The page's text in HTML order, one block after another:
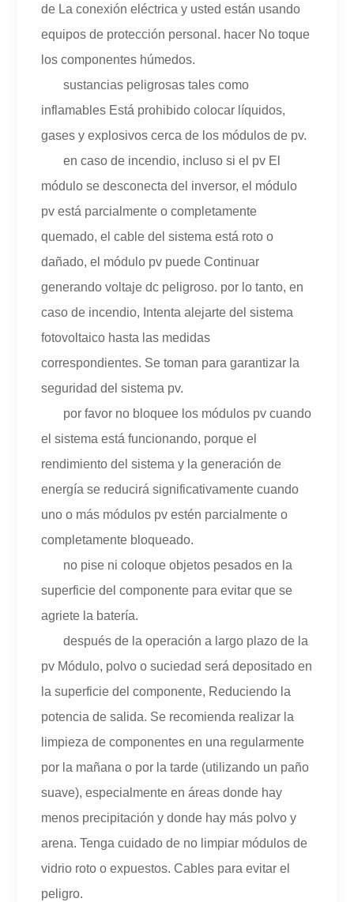
de La conexión eléctrica y usted están usando
equipos de protección personal. hacer No toque
los componentes húmedos.
sustancias peligrosas tales como
inflamables Está prohibido colocar líquidos,
gases y explosivos cerca de los módulos de pv.
en caso de incendio, incluso si el pv El
módulo se desconecta del inversor, el módulo
pv está parcialmente o completamente
quemado, el cable del sistema está roto o
dañado, el módulo pv puede Continuar
generando voltaje dc peligroso. por lo tanto, en
caso de incendio, Intenta alejarte del sistema
fotovoltaico hasta las medidas
correspondientes. Se toman para garantizar la
seguridad del sistema pv.
por favor no bloquee los módulos pv cuando
el sistema está funcionando, porque el
rendimiento del sistema y la generación de
energía se reducirá significativamente cuando
uno o más módulos pv estén parcialmente o
completamente bloqueado.
no pise ni coloque objetos pesados en la
superficie del componente para evitar que se
agriete la batería.
después de la operación a largo plazo de la
pv Módulo, polvo o suciedad será depositado en
la superficie del componente, Reduciendo la
potencia de salida. Se recomienda realizar la
limpieza de componentes en una regularmente
por la mañana o por la tarde (utilizando un paño
suave), especialmente en áreas donde hay
menos precipitación y donde hay más polvo y
arena. Tenga cuidado de no limpiar módulos de
vidrio roto o expuestos. Cables para evitar el
peligro.